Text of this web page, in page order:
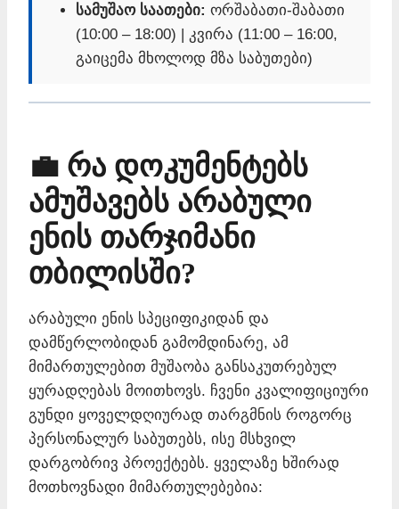
სამუშაო საათები: ორშაბათი-შაბათი
(10:00 – 18:00) | კვირა (11:00 – 16:00,
გაიცემა მხოლოდ მზა საბუთები)
💼 რა დოკუმენტებს
ამუშავებს არაბული
ენის თარჯიმანი
თბილისში?
არაბული ენის სპეციფიკიდან და
დამწერლობიდან გამომდინარე, ამ
მიმართულებით მუშაობა განსაკუთრებულ
ყურადღებას მოითხოვს. ჩვენი კვალიფიციური
გუნდი ყოველდღიურად თარგმნის როგორც
პერსონალურ საბუთებს, ისე მსხვილ
დარგობრივ პროექტებს. ყველაზე ხშირად
მოთხოვნადი მიმართულებებია: